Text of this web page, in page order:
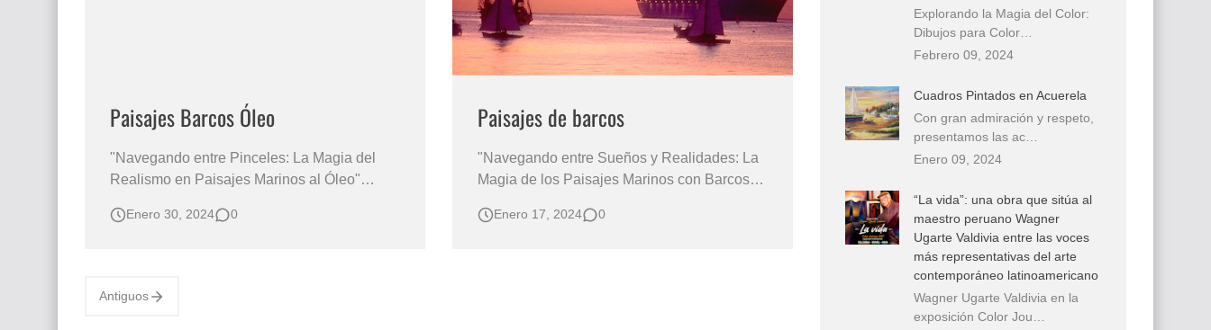
Paisajes Barcos Óleo
"Navegando entre Pinceles: La Magia del
Realismo en Paisajes Marinos al Óleo"
la mano de extraordinarios artistas plásticos,
Enero 30, 2024 0
Paisajes de barcos
"Navegando entre Sueños y Realidades: La
Magia de los Paisajes Marinos con Barcos"
Cuadros de Paisajes con Barcos en el Mar
Enero 17, 2024 0
Antiguos
Explorando la Magia del Color:
Dibujos para Color…
Febrero 09, 2024
Cuadros Pintados en Acuerela
Con gran admiración y respeto,
presentamos las ac…
Enero 09, 2024
“La vida”: una obra que sitúa al
maestro peruano Wagner
Ugarte Valdivia entre las voces
más representativas del arte
contemporáneo latinoamericano
Wagner Ugarte Valdivia en la
exposición Color Jou…